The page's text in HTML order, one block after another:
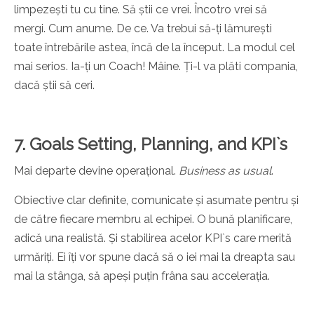
limpezești tu cu tine. Să știi ce vrei. Încotro vrei să
mergi. Cum anume. De ce. Va trebui să-ți lămurești
toate întrebările astea, încă de la început. La modul cel
mai serios. Ia-ți un Coach! Mâine. Ți-l va plăti compania,
dacă știi să ceri.
7. Goals Setting, Planning, and KPI`s
Mai departe devine operațional. Business as usual.
Obiective clar definite, comunicate și asumate pentru și
de către fiecare membru al echipei. O bună planificare,
adică una realistă. Și stabilirea acelor KPI`s care merită
urmăriți. Ei îți vor spune dacă să o iei mai la dreapta sau
mai la stânga, să apeși puțin frâna sau accelerația.